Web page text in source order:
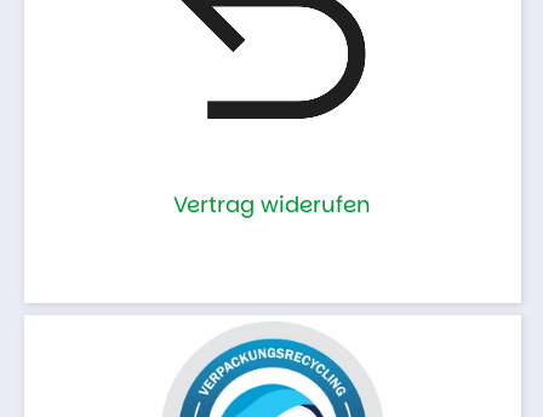
Vertrag widerufen